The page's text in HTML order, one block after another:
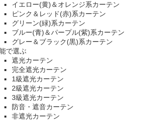
イエロー(黄)＆オレンジ系カーテン
ピンク＆レッド(赤)系カーテン
グリーン(緑)系カーテン
ブルー(青)＆パープル(紫)系カーテン
グレー＆ブラック(黒)系カーテン
で選ぶ
遮光カーテン
完全遮光カーテン
1級遮光カーテン
2級遮光カーテン
3級遮光カーテン
防音・遮音カーテン
非遮光カーテン